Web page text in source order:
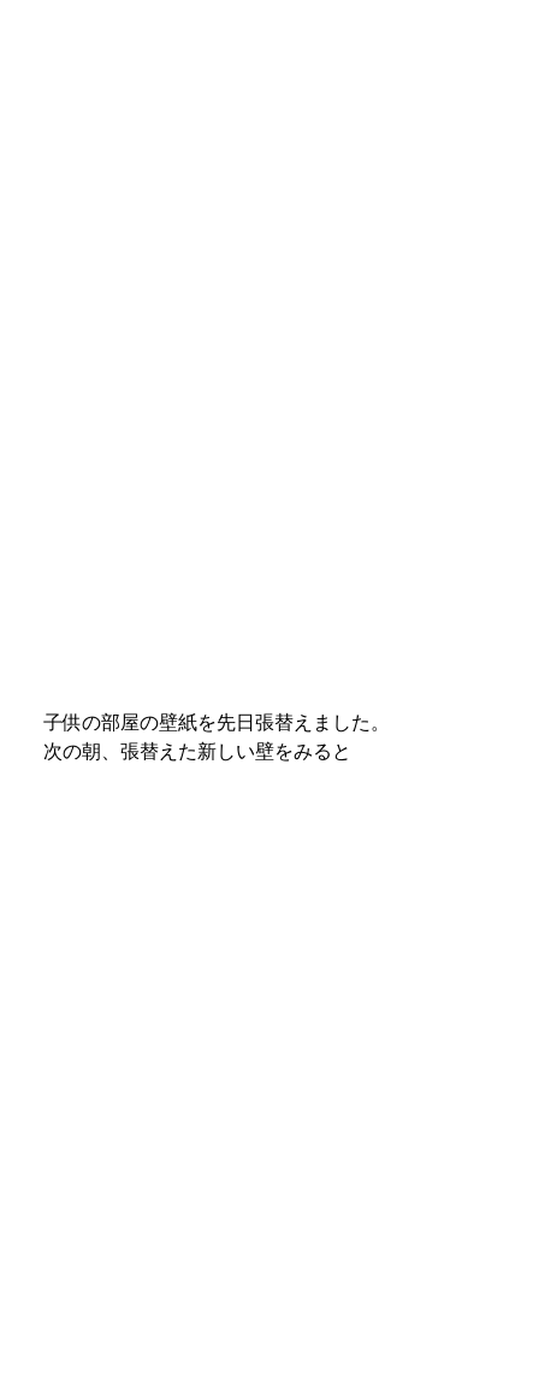
子供の部屋の壁紙を先日張替えました。
次の朝、張替えた新しい壁をみると